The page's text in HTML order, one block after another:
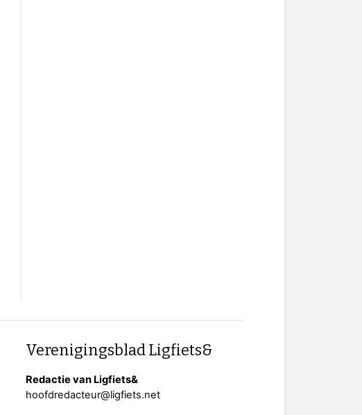
Verenigingsblad Ligfiets&
Redactie van Ligfiets&
hoofdredacteur@ligfiets.net